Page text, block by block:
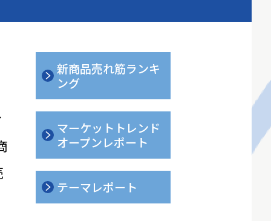
新商品売れ筋ランキ
ング
マーケットトレンド
オープンレポート
テーマレポート